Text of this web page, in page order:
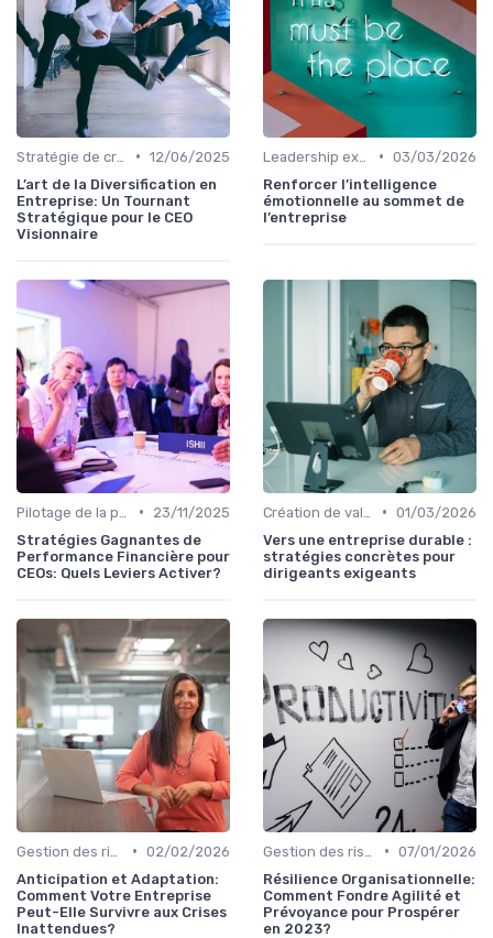
• 12/06/2025
L’art de la Diversification en
Entreprise: Un Tournant
Stratégique pour le CEO
Visionnaire
• 03/03/2026
Renforcer l’intelligence
émotionnelle au sommet de
l’entreprise
•
23/11/2025
Stratégies Gagnantes de
Performance Financière pour
CEOs: Quels Leviers Activer?
• 01/03/2026
Vers une entreprise durable :
stratégies concrètes pour
dirigeants exigeants
• 02/02/2026
Anticipation et Adaptation:
Comment Votre Entreprise
Peut-Elle Survivre aux Crises
Inattendues?
• 07/01/2026
Résilience Organisationnelle:
Comment Fondre Agilité et
Prévoyance pour Prospérer
en 2023?